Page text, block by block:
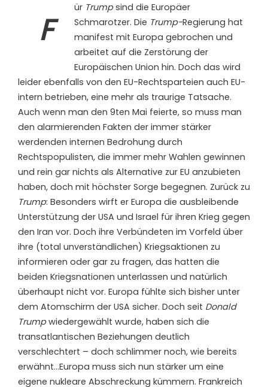
F
ür Trumpsind die Europäer
Schmarotzer. Die Trump-Regierung hat
manifest mit Europa gebrochen und
arbeitet auf die Zerstörung der
Europäischen Union hin. Doch das wird
leider ebenfalls von den EU-Rechtsparteien auch EU-
intern betrieben, eine mehr als traurige Tatsache.
Auch wenn man den 9ten Mai feierte, so muss man
den alarmierenden Fakten der immer stärker
werdenden internen Bedrohung durch
Rechtspopulisten, die immer mehr Wahlen gewinnen
und rein gar nichts als Alternative zur EU anzubieten
haben, doch mit höchster Sorge begegnen. Zurück zu
Trump: Besonders wirft er Europa die ausbleibende
Unterstützung der USA und Israel für ihren Krieg gegen
den Iran vor. Doch ihre Verbündeten im Vorfeld über
ihre (total unverständlichen) Kriegsaktionen zu
informieren oder gar zu fragen, das hatten die
beiden Kriegsnationen unterlassen und natürlich
überhaupt nicht vor. Europa fühlte sich bisher unter
dem Atomschirm der USA sicher. Doch seit Donald
Trumpwiedergewählt wurde, haben sich die
transatlantischen Beziehungen deutlich
verschlechtert – doch schlimmer noch, wie bereits
erwähnt…Europa muss sich nun stärker um eine
eigene nukleare Abschreckung kümmern. Frankreich